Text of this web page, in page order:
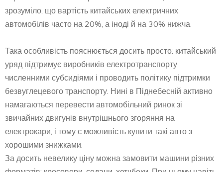
зрозуміло, що вартість китайських електричних
автомобілів часто на 20%, а іноді й на 30% нижча.
Така особливість пояснюється досить просто: китайський
уряд підтримує виробників електротранспорту
численними субсидіями і проводить політику підтримки
безвуглецевого транспорту. Нині в Піднебесній активно
намагаються перевести автомобільний ринок зі
звичайних двигунів внутрішнього згоряння на
електрокари, і тому є можливість купити такі авто з
хорошими знижками.
За досить невелику ціну можна замовити машини різних